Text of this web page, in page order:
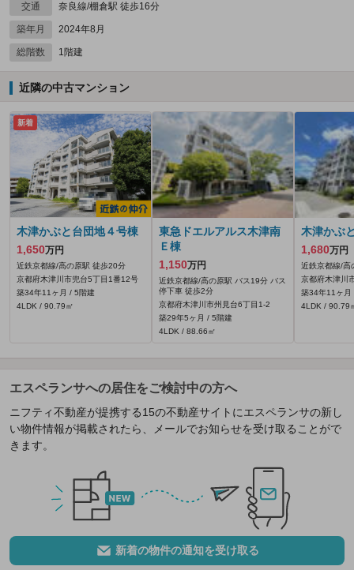
交通 奈良線/棚倉駅 徒歩16分
築年月 2024年8月
総階数 1階建
近隣の中古マンション
新着
木津かぶと台団地４号棟
1,650万円
近鉄京都線/高の原駅 徒歩20分
京都府木津川市兜台5丁目1番12号
築34年11ヶ月 / 5階建
4LDK / 90.79㎡
東急ドエルアルス木津南
Ｅ棟
1,150万円
近鉄京都線/高の原駅 バス19分 バス
停下車 徒歩2分
京都府木津川市州見台6丁目1-2
築29年5ヶ月 / 5階建
4LDK / 88.66㎡
木津かぶ
1,680万円
近鉄京都線/高
京都府木津川
築34年11ヶ月
4LDK / 90.79
エスペランサへの居住をご検討中の方へ
ニフティ不動産が提携する15の不動産サイトにエスペランサの新し
い物件情報が掲載されたら、メールでお知らせを受け取ることがで
きます。
新着の物件の通知を受け取る